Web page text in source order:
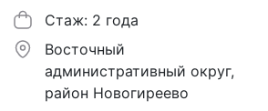
Стаж: 2 года
Восточный
административный округ,
район Новогиреево